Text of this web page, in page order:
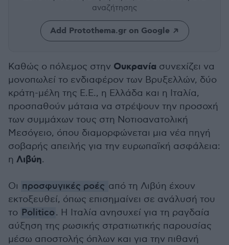
αναζήτησης
Add Protothema.gr on Google
Καθώς ο πόλεμος στην Ουκρανία συνεχίζει να
μονοπωλεί το ενδιαφέρον των Βρυξελλών, δύο
κράτη-μέλη της Ε.Ε., η Ελλάδα και η Ιταλία,
προσπαθούν μάταια να στρέψουν την προσοχή
των συμμάχων τους στη Νοτιοανατολική
Μεσόγειο, όπου διαμορφώνεται μια νέα πηγή
σοβαρής απειλής για την ευρωπαϊκή ασφάλεια:
η Λιβύη.
Οι προσφυγικές ροές από τη Λιβύη έχουν
εκτοξευθεί, όπως επισημαίνει σε ανάλυσή του
το Politico. Η Ιταλία ανησυχεί για τη ραγδαία
αύξηση της ρωσικής στρατιωτικής παρουσίας
μέσω αποστολής όπλων και για την πιθανή